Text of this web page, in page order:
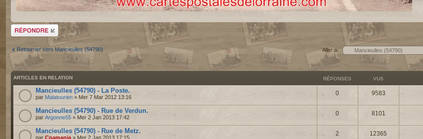
Répondre
Retourner vers Mancieulles (54790) Aller à:
ARTICLES EN RELATION RÉPONSES VUS
Mancieulles (54790) - La Poste.
par Malatourien » Mer 7 Mar 2012 13:16
0 9583
Mancieulles (54790) - Rue de Verdun.
par Argonne55 » Mer 2 Jan 2013 17:42
0 8101
Mancieulles (54790) - Rue de Metz.
par Cpamania » Mer 2 Jan 2013 17:15
2 12365